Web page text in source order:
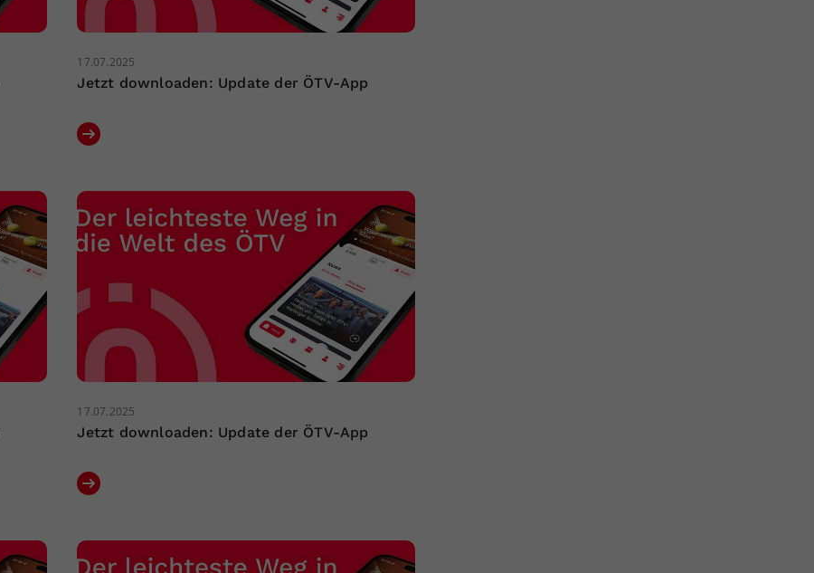
17.07.2025
Jetzt downloaden: Update der ÖTV-App
17.07.2025
Jetzt downloaden: Update der ÖTV-App